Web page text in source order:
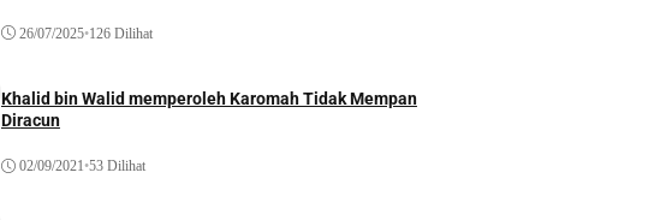
26/07/2025•126 Dilihat
Khalid bin Walid memperoleh Karomah Tidak Mempan
Diracun
02/09/2021•53 Dilihat